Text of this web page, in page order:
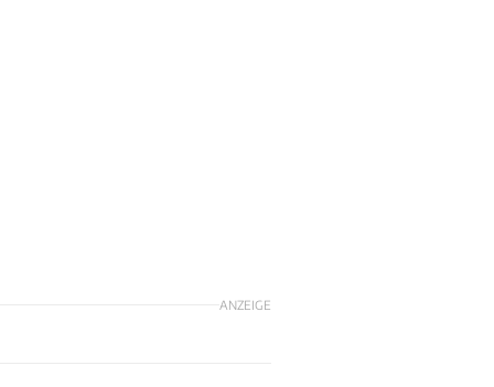
ANZEIGE